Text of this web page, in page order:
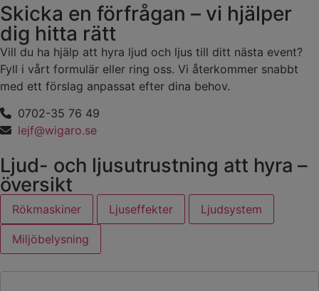
Skicka en förfrågan – vi hjälper
dig hitta rätt
Vill du ha hjälp att hyra ljud och ljus till ditt nästa event?
Fyll i vårt formulär eller ring oss. Vi återkommer snabbt
med ett förslag anpassat efter dina behov.
0702-35 76 49
lejf@wigaro.se
Ljud- och ljusutrustning att hyra –
översikt
Rökmaskiner Ljuseffekter Ljudsystem
Miljöbelysning